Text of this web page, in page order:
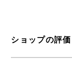
ショップの評価